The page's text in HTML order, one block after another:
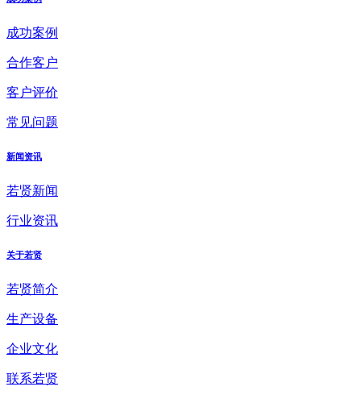
成功案例
合作客户
客户评价
常见问题
新闻资讯
若贤新闻
行业资讯
关于若贤
若贤简介
生产设备
企业文化
联系若贤